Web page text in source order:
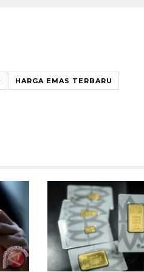
HARGA EMAS TERBARU
160 ribu sambungan
jaringan gas 2026
2026-08-07 18:00:00